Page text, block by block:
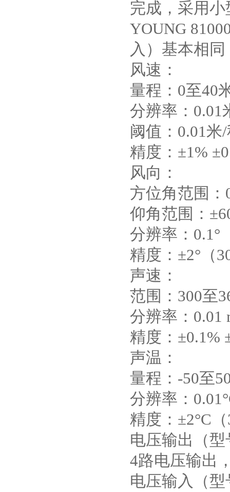
完成，采用
YOUNG
入）基本相
风速：
量程：0至40
分辨率：0.01
阈值：0.01米
精度：±1%
风向：
方位角范围：
仰角范围：
分辨率：0.1°
精度：±2°（
声速：
范围：300至
分辨率：0.01
精度：±0.1%
声温：
量程：-50至
分辨率：
精度：±2°C
电压输出（
4路电压输出
电压输入（